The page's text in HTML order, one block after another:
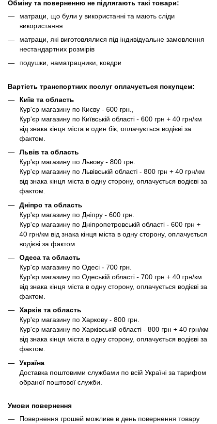
Обміну та поверненню не підлягають такі товари:
матраци, що були у використанні та мають сліди
використання
матраци, які виготовлялися під індивідуальне замовлення
нестандартних розмірів
подушки, наматрацники, ковдри
Вартість транспортних послуг оплачується покупцем:
Київ та область
Кур'єр магазину по Києву - 600 грн.,
Кур'єр магазину по Київській області - 600 грн + 40 грн/км
від знака кінця міста в один бік, оплачується водієві за
фактом.
Львів та область
Кур'єр магазину по Львову - 800 грн.
Кур'єр магазину по Львівській області - 800 грн + 40 грн/км
від знака кінця міста в одну сторону, оплачується водієві за
фактом.
Дніпро та область
Кур'єр магазину по Дніпру - 600 грн.
Кур'єр магазину по Дніпропетровській області - 600 грн +
40 грн/км від знака кінця міста в одну сторону, оплачується
водієві за фактом.
Одеса та область
Кур'єр магазину по Одесі - 700 грн.
Кур'єр магазину по Одеській області - 700 грн + 40 грн/км
від знака кінця міста в одну сторону, оплачується водієві за
фактом.
Харків та область
Кур'єр магазину по Харкову - 800 грн.
Кур'єр магазину по Харківській області - 800 грн + 40 грн/км
від знака кінця міста в одну сторону, оплачується водієві за
фактом.
Україна
Доставка поштовими службами по всій Україні за тарифом
обраної поштової служби.
Умови повернення
Повернення грошей можливе в день повернення товару